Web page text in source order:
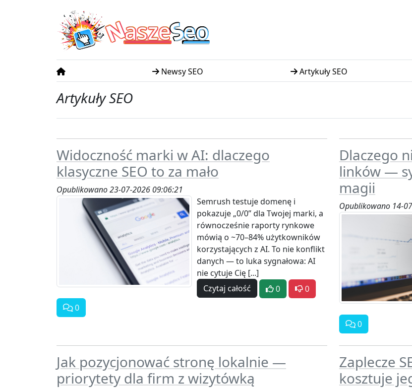
NaszeSeo
Newsy SEO Artykuły SEO
Artykuły SEO
Widoczność marki w AI: dlaczego
klasyczne SEO to za mało
Opublikowano 23-07-2026 09:06:21
Semrush testuje domenę i
pokazuje „0/0” dla Twojej marki, a
równocześnie raporty rynkowe
mówią o ~70–84% użytkowników
korzystających z AI. To nie konflikt
danych — to luka sygnałowa: AI
nie cytuje Cię [...]
Czytaj całość
0
0
0
Dlaczego
linków —
magii
Opublikowano 14-
0
Jak pozycjonować stronę lokalnie —
priorytety dla firm z wizytówką
Zaplecze
kosztuje